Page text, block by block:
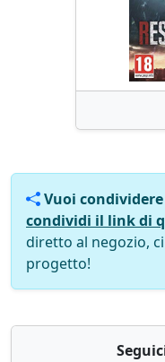
Vuoi
condividi il link di
diretto al negozio,
progetto!